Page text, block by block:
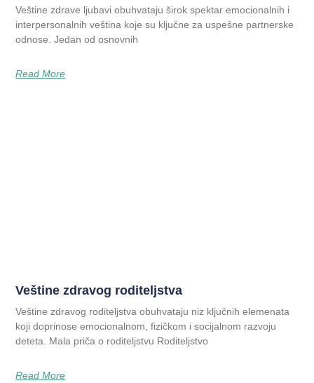
Veštine zdrave ljubavi obuhvataju širok spektar emocionalnih i
interpersonalnih veština koje su ključne za uspešne partnerske
odnose. Jedan od osnovnih
Read More
Veštine zdravog roditeljstva
Veštine zdravog roditeljstva obuhvataju niz ključnih elemenata
koji doprinose emocionalnom, fizičkom i socijalnom razvoju
deteta. Mala priča o roditeljstvu Roditeljstvo
Read More